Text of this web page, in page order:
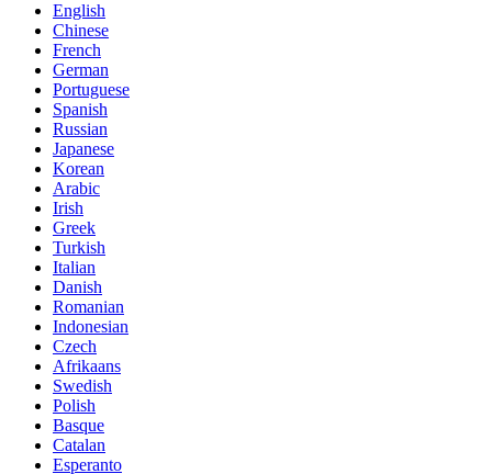
English
Chinese
French
German
Portuguese
Spanish
Russian
Japanese
Korean
Arabic
Irish
Greek
Turkish
Italian
Danish
Romanian
Indonesian
Czech
Afrikaans
Swedish
Polish
Basque
Catalan
Esperanto